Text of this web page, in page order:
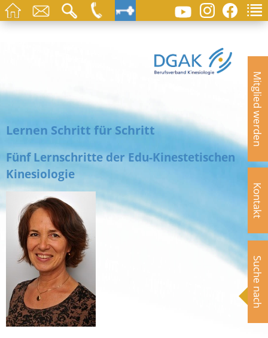
Mitglied werden
Kontakt
Suche nach
Lernen Schritt für Schritt
Fünf Lernschritte der Edu-Kinestetischen
Kinesiologie